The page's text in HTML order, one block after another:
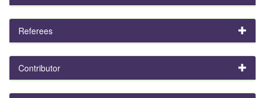
Referees
Contributor